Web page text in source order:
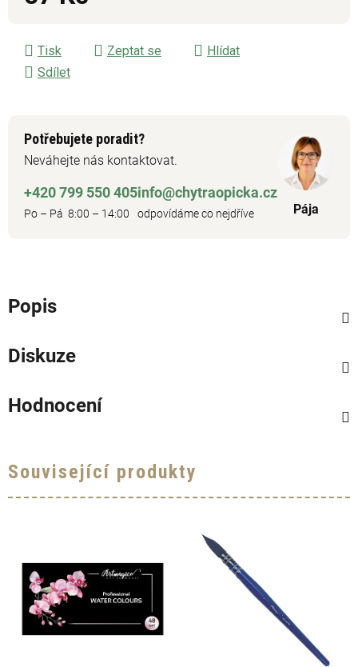
Tisk Zeptat se
Hlídat
Sdílet
Potřebujete poradit?
Neváhejte nás kontaktovat.
+420 799 550 405
Po – Pá 8:00 – 14:00
info@chytraopicka.cz
odpovídáme co nejdříve Pája
Popis
Diskuze
Hodnocení
Související produkty